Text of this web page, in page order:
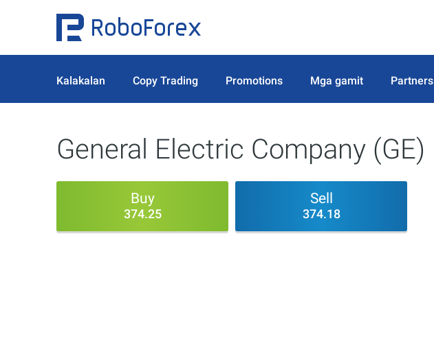
Kalakalan Copy Trading Promotions Mga gamit Partners
General Electric Company (GE)
Buy
374.25
Sell
374.18